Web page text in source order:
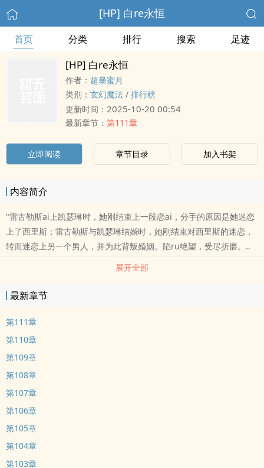
[HP] 白re永恒
首页 分类 排行 搜索 足迹
[HP] 白re永恒
作者： 超暴蜜月
类别： 玄幻魔法 / 排行榜
更新时间： 2025-10-20 00:54
最新章节： 第111章
立即阅读 章节目录 加入书架
内容简介
"雷古勒斯ai上凯瑟琳时，她刚结束上一段恋ai，分手的原因是她迷恋
上了西里斯；雷古勒斯与凯瑟琳结婚时，她刚结束对西里斯的迷恋，
转而迷恋上另一个男人，并为此背叛婚姻。陷ru绝望，受尽折磨。..
如果您认为《[HP] 白re永恒》写得不错，请给您的朋友推荐本书
展开全部
最新章节
第111章
第110章
第109章
第108章
第107章
第106章
第105章
第104章
第103章